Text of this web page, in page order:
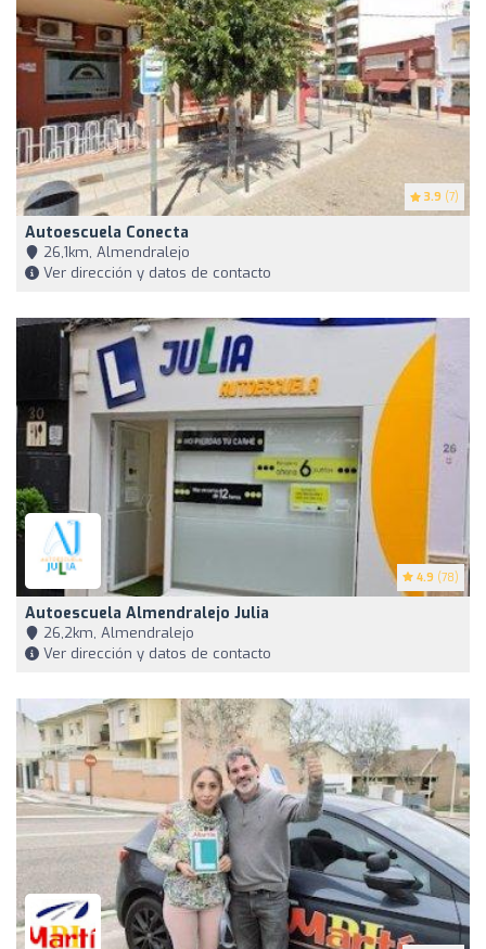
3.9 (7)
Autoescuela Conecta
26,1km, Almendralejo
Ver dirección y datos de contacto
4.9 (78)
Autoescuela Almendralejo Julia
26,2km, Almendralejo
Ver dirección y datos de contacto